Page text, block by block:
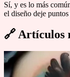
Sí, y es lo más
el diseño deje
🔗 Artículos